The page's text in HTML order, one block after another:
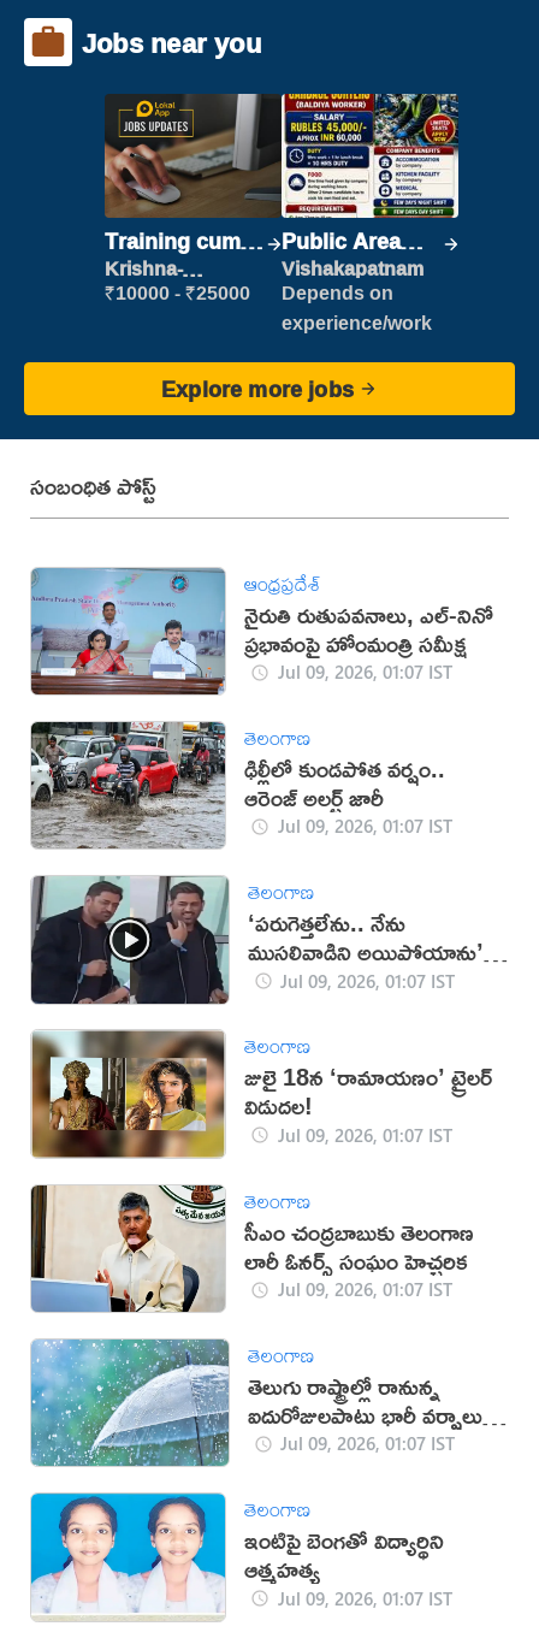
Jobs near you
Training cum
Placement
Krishna-
vijayawada
₹10000 - ₹25000
Public Area
Cleaner
Vishakapatnam
Depends on
experience/work
Explore more jobs
సంబంధిత పోస్ట్
ఆంధ్రప్రదేశ్
నైరుతి రుతుపవనాలు, ఎల్-నినో
ప్రభావంపై హోంమంత్రి సమీక్ష
Jul 09, 2026, 01:07 IST
తెలంగాణ
ఢిల్లీలో కుండపోత వర్షం..
ఆరెంజ్ అలర్ట్ జారీ
Jul 09, 2026, 01:07 IST
తెలంగాణ
‘పరుగెత్తలేను.. నేను
ముసలివాడిని అయిపోయాను’:
ధోనీ (VIDEO)
Jul 09, 2026, 01:07 IST
తెలంగాణ
జులై 18న ‘రామాయణం’ ట్రైలర్
విడుదల!
Jul 09, 2026, 01:07 IST
తెలంగాణ
సీఎం చంద్రబాబుకు తెలంగాణ
లారీ ఓనర్స్‌ సంఘం హెచ్చరిక
Jul 09, 2026, 01:07 IST
తెలంగాణ
తెలుగు రాష్ట్రాల్లో రానున్న
ఐదురోజులపాటు భారీ వర్షాలు:
వాతావరణశాఖ
Jul 09, 2026, 01:07 IST
తెలంగాణ
ఇంటిపై బెంగతో విద్యార్థిని
ఆత్మహత్య
Jul 09, 2026, 01:07 IST